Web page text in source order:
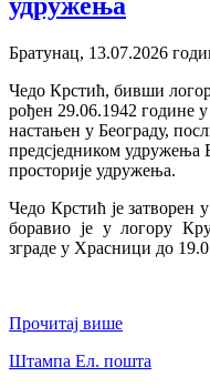
Братунац, 13.07.2026
Чедо Крстић, бивши
рођен 29.06.1942 године
настањен у Београду,
предсједником удружења
просторије удружења.
Чедо Крстић је затворен
боравио је у логору
зграде у Храсници до
Прочитај више
Штампа Ел. пошта